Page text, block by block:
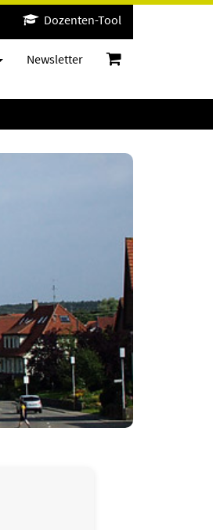
Dozenten-Tool
Newsletter